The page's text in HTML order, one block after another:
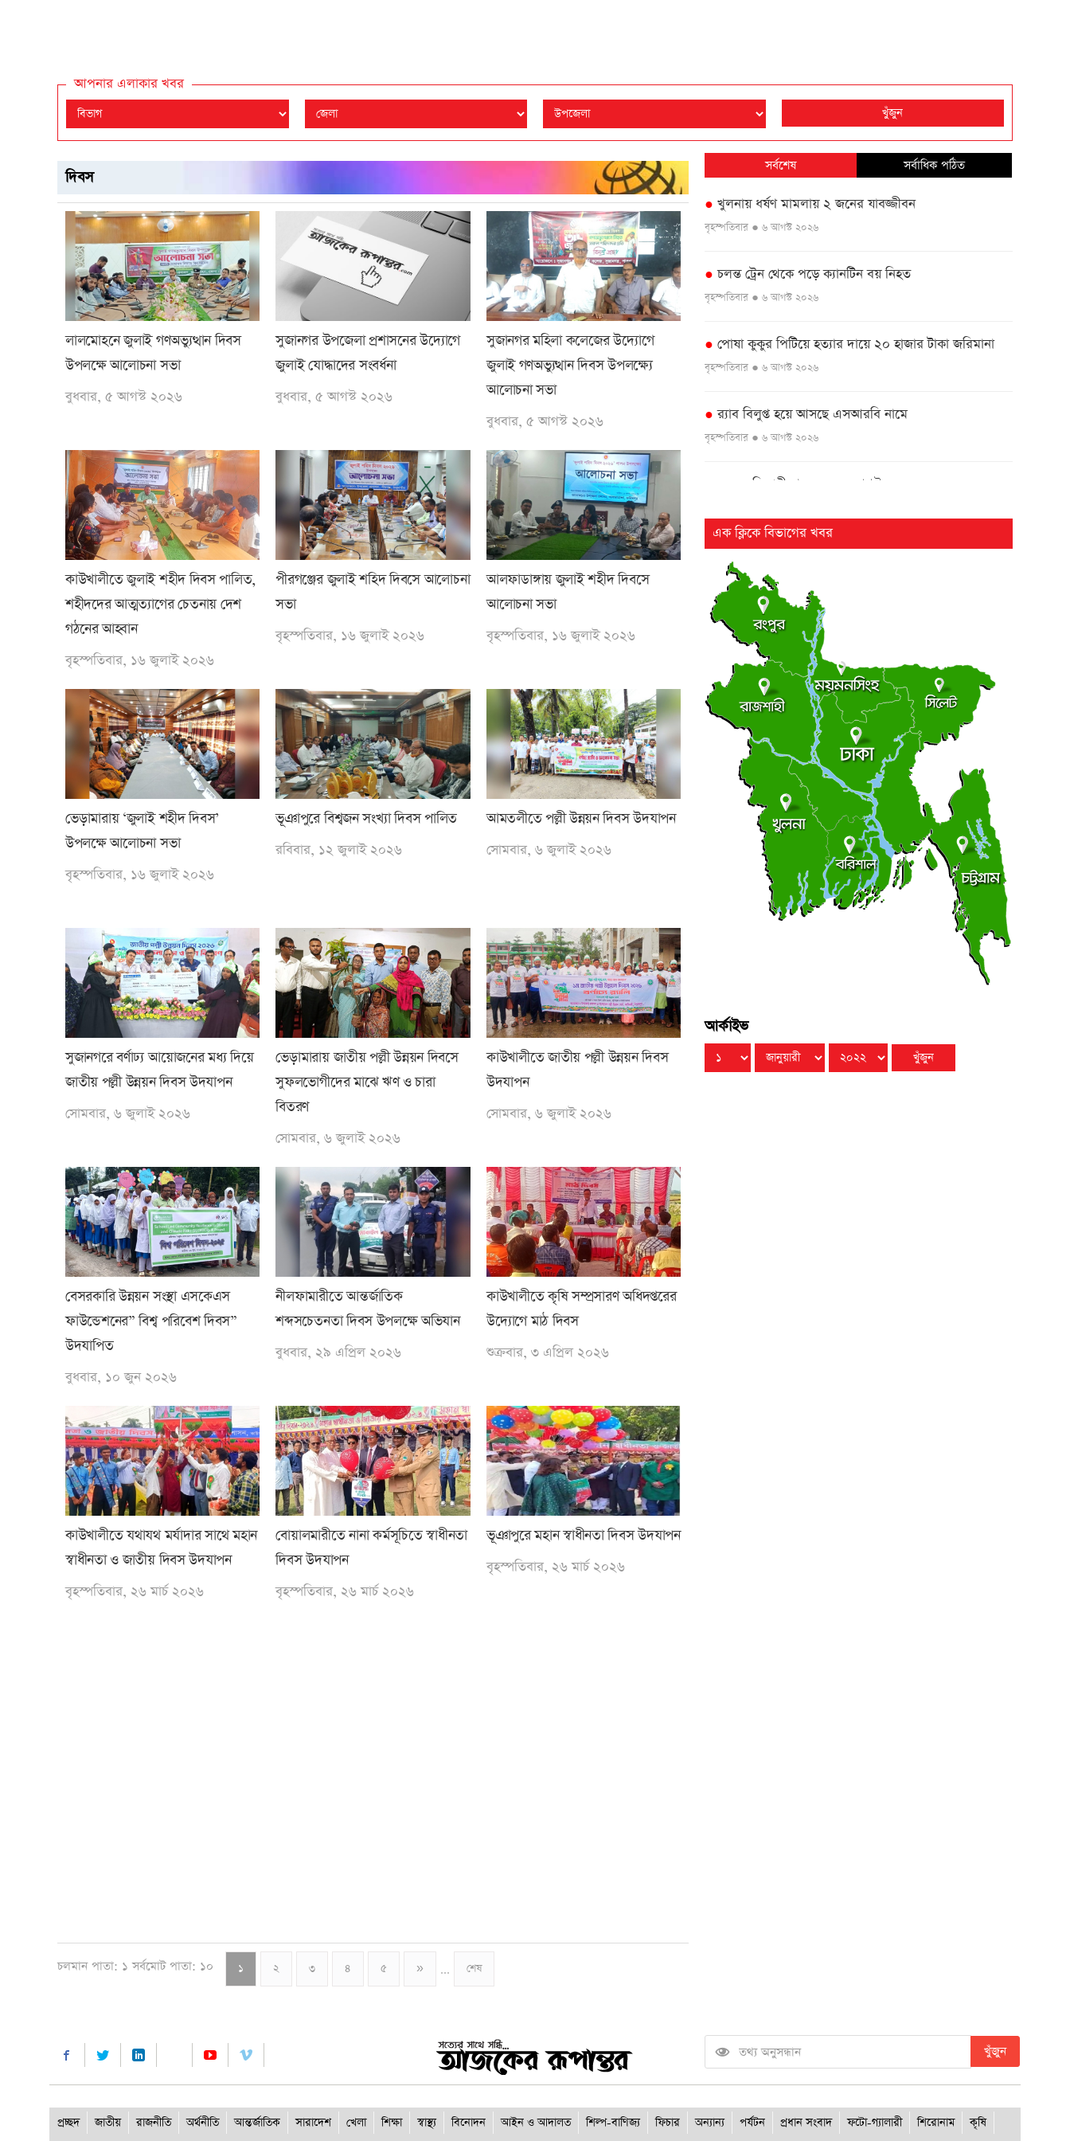
আপনার এলাকার খবর
খুঁজুন
দিবস
লালমোহনে জুলাই গণঅভ্যুত্থান দিবস
উপলক্ষে আলোচনা সভা
বুধবার, ৫ আগস্ট ২০২৬
সুজানগর উপজেলা প্রশাসনের উদ্যোগে
জুলাই যোদ্ধাদের সংবর্ধনা
বুধবার, ৫ আগস্ট ২০২৬
সুজানগর মহিলা কলেজের উদ্যোগে
জুলাই গণঅভ্যুত্থান দিবস উপলক্ষ্যে
আলোচনা সভা
বুধবার, ৫ আগস্ট ২০২৬
কাউখালীতে জুলাই শহীদ দিবস পালিত,
শহীদদের আত্মত্যাগের চেতনায় দেশ
গঠনের আহ্বান
বৃহস্পতিবার, ১৬ জুলাই ২০২৬
পীরগঞ্জের জুলাই শহিদ দিবসে আলোচনা
সভা
বৃহস্পতিবার, ১৬ জুলাই ২০২৬
আলফাডাঙ্গায় জুলাই শহীদ দিবসে
আলোচনা সভা
বৃহস্পতিবার, ১৬ জুলাই ২০২৬
ভেড়ামারায় ‘জুলাই শহীদ দিবস’
উপলক্ষে আলোচনা সভা
বৃহস্পতিবার, ১৬ জুলাই ২০২৬
ভূঞাপুরে বিশ্বজন সংখ্যা দিবস পালিত
রবিবার, ১২ জুলাই ২০২৬
আমতলীতে পল্লী উন্নয়ন দিবস উদযাপন
সোমবার, ৬ জুলাই ২০২৬
সুজানগরে বর্ণাঢ্য আয়োজনের মধ্য দিয়ে
জাতীয় পল্লী উন্নয়ন দিবস উদযাপন
সোমবার, ৬ জুলাই ২০২৬
ভেড়ামারায় জাতীয় পল্লী উন্নয়ন দিবসে
সুফলভোগীদের মাঝে ঋণ ও চারা
বিতরণ
সোমবার, ৬ জুলাই ২০২৬
কাউখালীতে জাতীয় পল্লী উন্নয়ন দিবস
উদযাপন
সোমবার, ৬ জুলাই ২০২৬
বেসরকারি উন্নয়ন সংস্থা এসকেএস
ফাউন্ডেশনের” বিশ্ব পরিবেশ দিবস”
উদযাপিত
বুধবার, ১০ জুন ২০২৬
নীলফামারীতে আন্তর্জাতিক
শব্দসচেতনতা দিবস উপলক্ষে অভিযান
বুধবার, ২৯ এপ্রিল ২০২৬
কাউখালীতে কৃষি সম্প্রসারণ অধিদপ্তরের
উদ্যোগে মাঠ দিবস
শুক্রবার, ৩ এপ্রিল ২০২৬
কাউখালীতে যথাযথ মর্যাদার সাথে মহান
স্বাধীনতা ও জাতীয় দিবস উদযাপন
বৃহস্পতিবার, ২৬ মার্চ ২০২৬
বোয়ালমারীতে নানা কর্মসূচিতে স্বাধীনতা
দিবস উদযাপন
বৃহস্পতিবার, ২৬ মার্চ ২০২৬
ভূঞাপুরে মহান স্বাধীনতা দিবস উদযাপন
বৃহস্পতিবার, ২৬ মার্চ ২০২৬
চলমান পাতা: ১ সর্বমোট পাতা: ১০ ১ ২ ৩ ৪ ৫ » ... শেষ
সর্বশেষ সর্বাধিক পঠিত
● খুলনায় ধর্ষণ মামলায় ২ জনের যাবজ্জীবন
বৃহস্পতিবার ● ৬ আগস্ট ২০২৬
● চলন্ত ট্রেন থেকে পড়ে ক্যানটিন বয় নিহত
বৃহস্পতিবার ● ৬ আগস্ট ২০২৬
● পোষা কুকুর পিটিয়ে হত্যার দায়ে ২০ হাজার টাকা জরিমানা
বৃহস্পতিবার ● ৬ আগস্ট ২০২৬
● র‌্যাব বিলুপ্ত হয়ে আসছে এসআরবি নামে
বৃহস্পতিবার ● ৬ আগস্ট ২০২৬
এসএসসি পরীক্ষার ফল ১০ আগস্ট
২৫ বছর পর ফের আলোচনায় কারিনা-বিপাশার চড়-কাণ্ড
বৃহস্পতিবার ● ৬ আগস্ট ২০২৬
●লংমার্চ ও মহাসমাবেশের ঘোষণা জামায়াত নেতৃত্বাধীন ১১
বৃহস্পতিবার ● ৬ আগস্ট ২০২৬
● ছাত্র রাজনীতিআধিপত্যের লড়াইয়ে ছাত্রদল-শিবির
বৃহস্পতিবার ● ৬ আগস্ট ২০২৬
সচিবালয়মুখী মিছিল, জামায়াত জোট পুলিশের মৃদু ধাক্কাধাক্কি
বৃহস্পতিবার ● ৬ আগস্ট ২০২৬
লালমোহনে ফেয়ার ডায়াগনস্টিক সেন্টারের উদ্বোধন
বৃহস্পতিবার ● ৬ আগস্ট ২০২৬
এক ক্লিকে বিভাগের খবর
আর্কাইভ
খুঁজুন
প্রচ্ছদ জাতীয় রাজনীতি অর্থনীতি আন্তর্জাতিক সারাদেশ খেলা শিক্ষা স্বাস্থ্য বিনোদন আইন ও আদালত শিল্প-বাণিজ্য ফিচার অন্যান্য পর্যটন প্রধান সংবাদ ফটো-গ্যালারী শিরোনাম কৃষি